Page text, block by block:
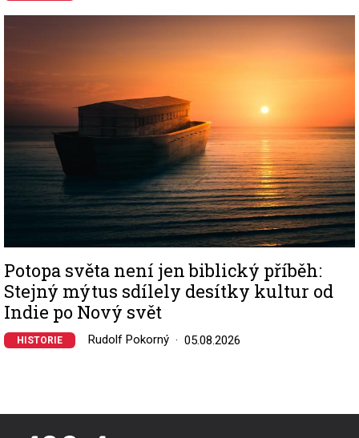
Potopa světa není jen biblický příběh:
Stejný mýtus sdílely desítky kultur od
Indie po Nový svět
HISTORIE Rudolf Pokorný 05.08.2026